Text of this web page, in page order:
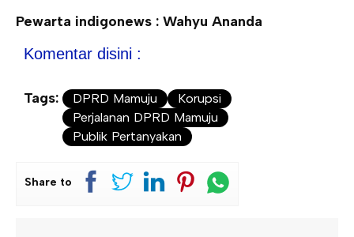
Pewarta indigonews : Wahyu Ananda
Komentar disini :
Tags: DPRD Mamuju
Korupsi
Perjalanan DPRD Mamuju
Publik Pertanyakan
Share to